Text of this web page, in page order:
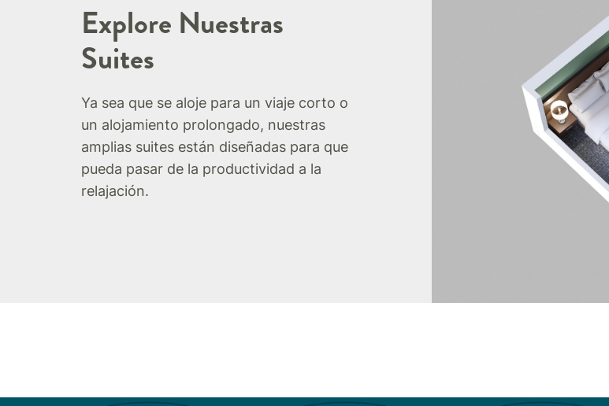
Explore Nuestras
Suites
Ya sea que se aloje para un viaje corto o
un alojamiento prolongado, nuestras
amplias suites están diseñadas para que
pueda pasar de la productividad a la
relajación.